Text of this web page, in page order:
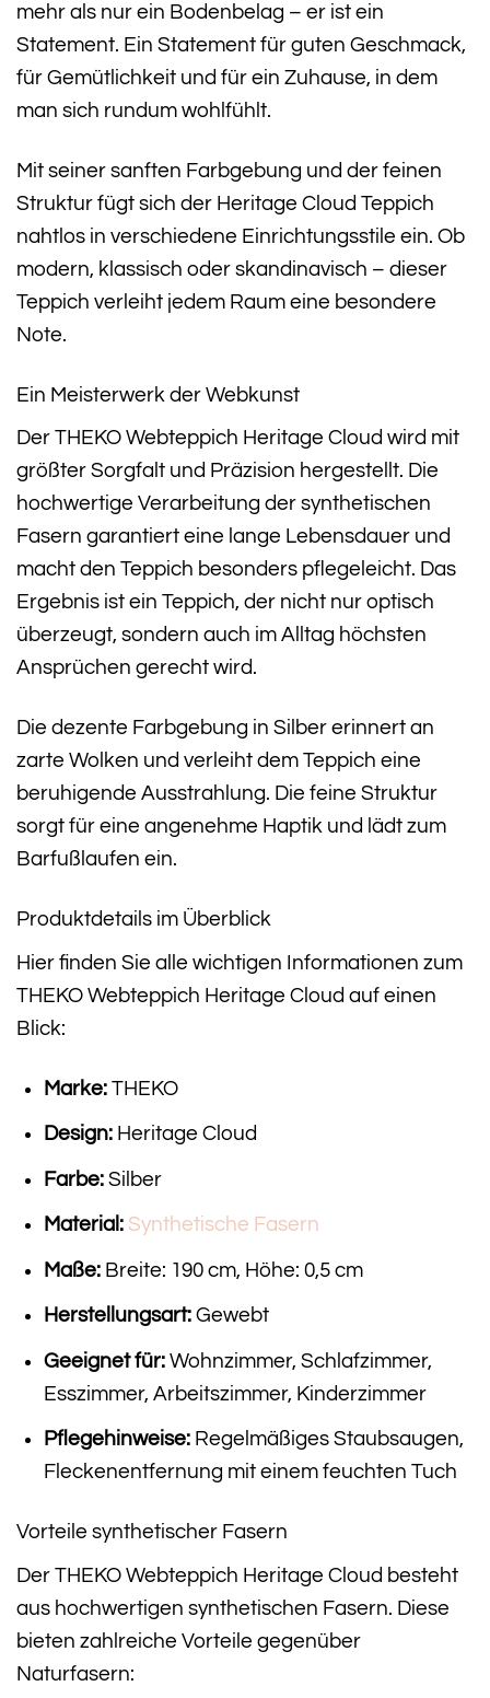
mehr als nur ein Bodenbelag – er ist ein
Statement. Ein Statement für guten Geschmack,
für Gemütlichkeit und für ein Zuhause, in dem
man sich rundum wohlfühlt.
Mit seiner sanften Farbgebung und der feinen
Struktur fügt sich der Heritage Cloud Teppich
nahtlos in verschiedene Einrichtungsstile ein. Ob
modern, klassisch oder skandinavisch – dieser
Teppich verleiht jedem Raum eine besondere
Note.
Ein Meisterwerk der Webkunst
Der THEKO Webteppich Heritage Cloud wird mit
größter Sorgfalt und Präzision hergestellt. Die
hochwertige Verarbeitung der synthetischen
Fasern garantiert eine lange Lebensdauer und
macht den Teppich besonders pflegeleicht. Das
Ergebnis ist ein Teppich, der nicht nur optisch
überzeugt, sondern auch im Alltag höchsten
Ansprüchen gerecht wird.
Die dezente Farbgebung in Silber erinnert an
zarte Wolken und verleiht dem Teppich eine
beruhigende Ausstrahlung. Die feine Struktur
sorgt für eine angenehme Haptik und lädt zum
Barfußlaufen ein.
Produktdetails im Überblick
Hier finden Sie alle wichtigen Informationen zum
THEKO Webteppich Heritage Cloud auf einen
Blick:
Marke:THEKO
Design:Heritage Cloud
Farbe:Silber
Material: Synthetische Fasern
Maße:Breite: 190 cm, Höhe: 0,5 cm
Herstellungsart:Gewebt
Geeignet für:Wohnzimmer, Schlafzimmer,
Esszimmer, Arbeitszimmer, Kinderzimmer
Pflegehinweise:Regelmäßiges Staubsaugen,
Fleckenentfernung mit einem feuchten Tuch
Vorteile synthetischer Fasern
Der THEKO Webteppich Heritage Cloud besteht
aus hochwertigen synthetischen Fasern. Diese
bieten zahlreiche Vorteile gegenüber
Naturfasern: